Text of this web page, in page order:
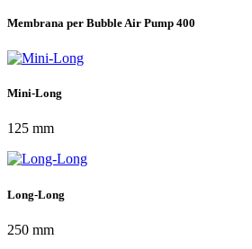
Membrana per Bubble Air Pump 400
Mini-Long
125 mm
Long-Long
250 mm